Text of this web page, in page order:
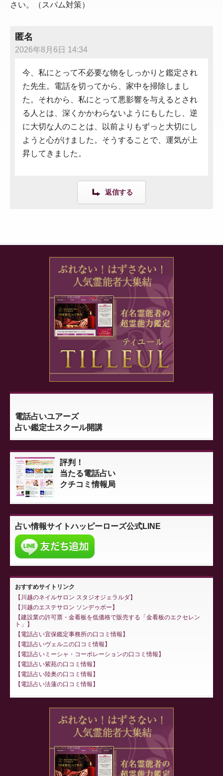
さい。（スパム対策）
匿名
2026年8月6日 14:34
今、私にとって不必要な物をしっかりと鑑定され
た先生。電話を切ってから、家中を掃除しまし
た。それから、私にとって悪影響を与えるとされ
る人とは、深くかかわらないようにもしたし、逆
に大切な人のことは、以前よりもずっと大切にし
ようと心がけました。そうすることで、運気が上
昇してきました。
返信する
電話占いユアーズ
占い鑑定士スクール開講
評判！
当たる電話占い
クチコミ情報局
占い情報サイトハッピーローズ公式LINE
おすすめサイトリンク
川越のネイルサロン スタジオジェラルダ
川越のエステサロン ソンデゥボー
建設業の許可票・金看板を低価格で販売する「金看板のエクセレン
ト」
電話占い宜保鑑定事務所の口コミ情報
電話占いヴェルニの口コミ情報
電話占いミーシャ・コーポレーションの口コミ情報
電話占い紫苑の口コミ情報
電話占い陸奥の口コミ情報
電話占い法蓮の口コミ情報